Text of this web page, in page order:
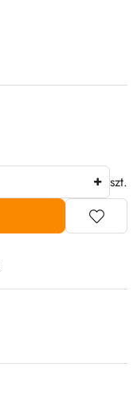
szt.